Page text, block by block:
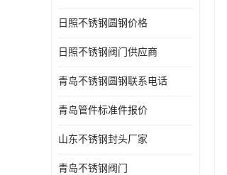
日照不锈钢圆钢价格
日照不锈钢阀门供应商
青岛不锈钢圆钢联系电话
青岛管件标准件报价
山东不锈钢封头厂家
青岛不锈钢阀门